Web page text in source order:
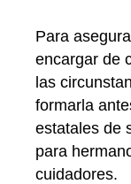
Para
encargar de
las
formarla
estatales de
para
cuidadores.